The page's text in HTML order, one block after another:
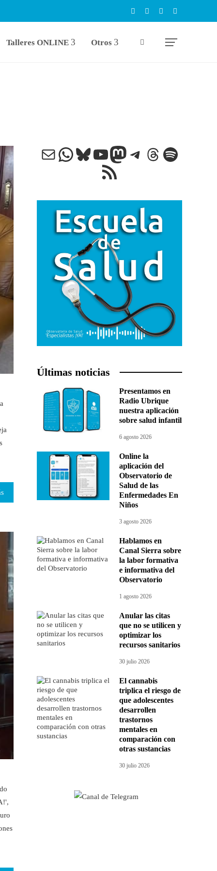
Talleres ONLINE Otros
Correo electrónico
WhatsApp
Bluesky
YouTube
Mastodon
Telegram
Threads
Spotify
Feed RSS
Últimas noticias
Presentamos en
Radio Ubrique
nuestra aplicación
sobre salud infantil
6 agosto 2026
Online la
aplicación del
Observatorio de
Salud de las
Enfermedades En
Niños
3 agosto 2026
Hablamos en
Canal Sierra sobre
la labor formativa
e informativa del
Observatorio
1 agosto 2026
Anular las citas
que no se utilicen y
optimizar los
recursos sanitarios
30 julio 2026
El cannabis
triplica el riesgo de
que adolescentes
desarrollen
trastornos
mentales en
comparación con
otras sustancias
30 julio 2026